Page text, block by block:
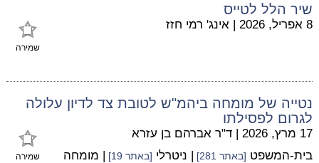
שיר הלל לטייס
שמירה
8 אפריל, 2026 | אינג' רמי חזז
נטייה של מומחה ביהמ"ש לטובת צד לדיון עלולה
לגרום לפסילתו
שמירה
17 מרץ, 2026 | ד"ר אברהם בן עזרא
בית-המשפט [באתר 281] | ניטרלי [באתר 19] | מומחה